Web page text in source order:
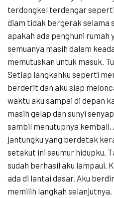
terdongkel terdengar
diam tidak bergerak selama
apakah ada penghuni rumah
semuanya masih dalam
memutuskan untuk masuk.
Setiap langkahku seperti
berderit dan aku siap
waktu aku sampai di depan
masih gelap dan sunyi
sambil menutupnya
jantungku yang berdetak
setakut ini seumur hidupku.
sudah berhasil aku lampaui.
ada di lantai dasar. Aku
memilih langkah